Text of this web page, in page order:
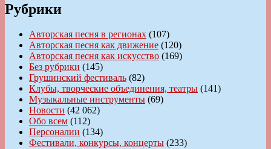
Рубрики
Авторская песня в регионах (107)
Авторская песня как движение (120)
Авторская песня как искусство (169)
Без рубрики (145)
Грушинский фестиваль (82)
Клубы, творческие объединения, театры (141)
Музыкальные инструменты (69)
Новости (42 062)
Обо всем (112)
Персоналии (134)
Фестивали, конкурсы, концерты (233)